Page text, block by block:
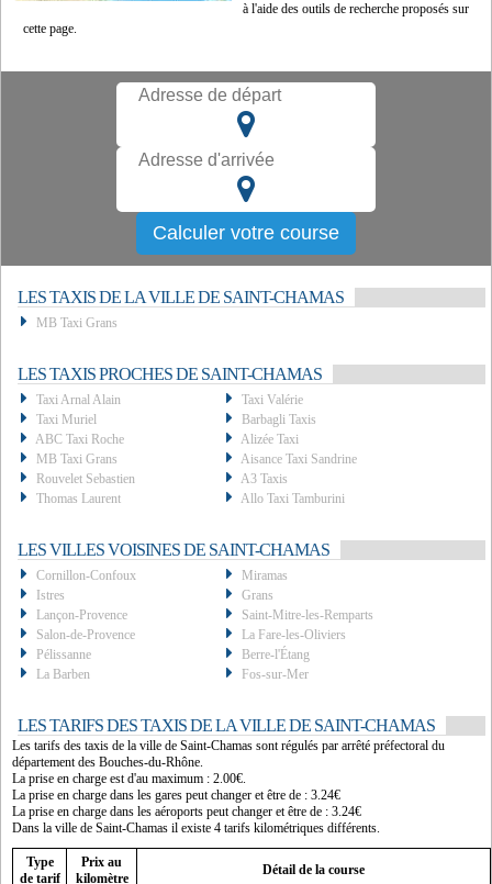
à l'aide des outils de recherche proposés sur
cette page.
LES TAXIS DE LA VILLE DE SAINT-CHAMAS
MB Taxi Grans
LES TAXIS PROCHES DE SAINT-CHAMAS
Taxi Arnal Alain
Taxi Valérie
Taxi Muriel
Barbagli Taxis
ABC Taxi Roche
Alizée Taxi
MB Taxi Grans
Aisance Taxi Sandrine
Rouvelet Sebastien
A3 Taxis
Thomas Laurent
Allo Taxi Tamburini
LES VILLES VOISINES DE SAINT-CHAMAS
Cornillon-Confoux
Miramas
Istres
Grans
Lançon-Provence
Saint-Mitre-les-Remparts
Salon-de-Provence
La Fare-les-Oliviers
Pélissanne
Berre-l'Étang
La Barben
Fos-sur-Mer
LES TARIFS DES TAXIS DE LA VILLE DE SAINT-CHAMAS
Les tarifs des taxis de la ville de Saint-Chamas sont régulés par arrêté préfectoral du
département des Bouches-du-Rhône.
La prise en charge est d'au maximum : 2.00€.
La prise en charge dans les gares peut changer et être de : 3.24€
La prise en charge dans les aéroports peut changer et être de : 3.24€
Dans la ville de Saint-Chamas il existe 4 tarifs kilométriques différents.
Type
de tarif
Prix au
kilomètre
Détail de la course